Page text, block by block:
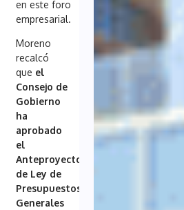
en este foro
empresarial.
Moreno
recalcó
que el
Consejo de
Gobierno
ha
aprobado
el
Anteproyecto
de Ley de
Presupuestos
Generales